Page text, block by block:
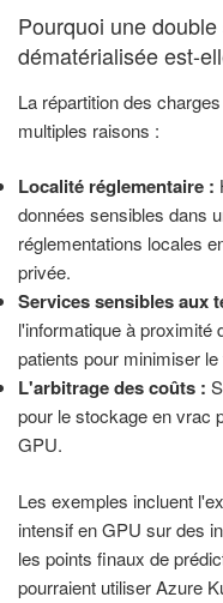
Pourquoi une
dématérialisée est-
La répartition des
multiples raisons :
Localité réglementaire :
données sensibles dans
réglementations locales
privée.
Services sensibles aux
l'informatique à
patients pour minimiser
L'arbitrage des coûts :
pour le stockage en vrac
GPU.
Les exemples incluent
intensif en GPU sur des
les points finaux de
pourraient utiliser Azure